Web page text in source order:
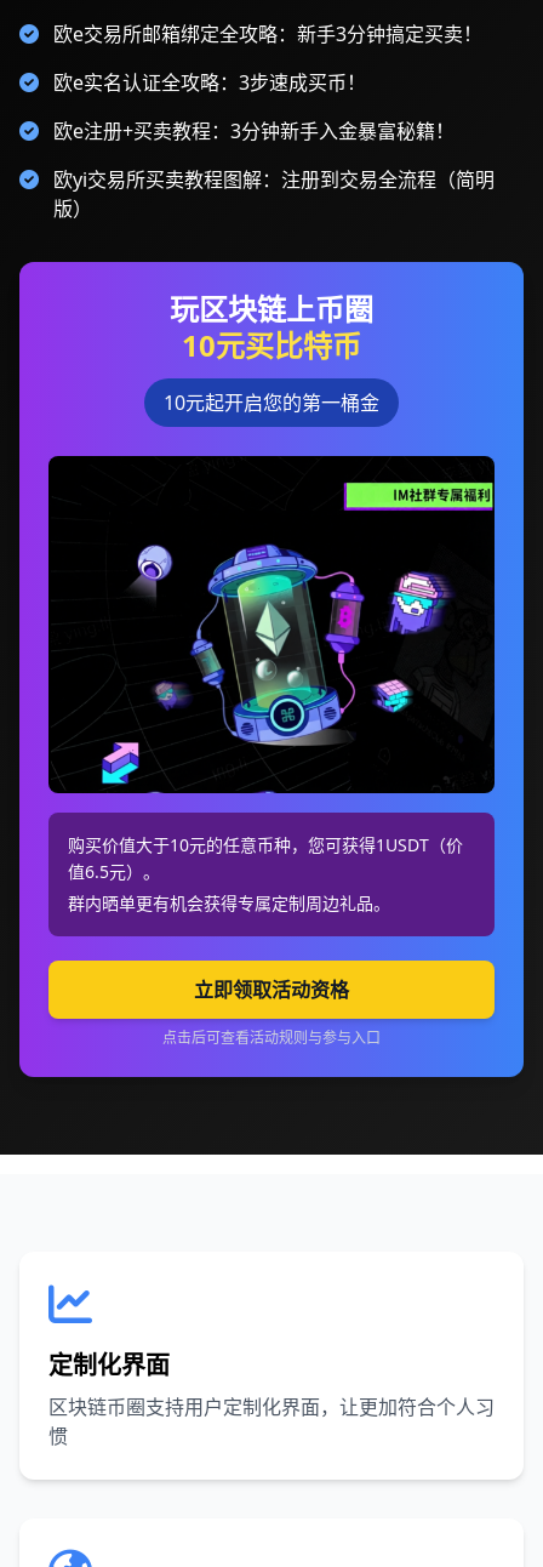
欧e交易所邮箱绑定全攻略：新手3分钟搞定买卖！
欧e实名认证全攻略：3步速成买币！
欧e注册+买卖教程：3分钟新手入金暴富秘籍！
欧yi交易所买卖教程图解：注册到交易全流程（简明
版）
玩区块链上币圈
10元买比特币
10元起开启您的第一桶金
购买价值大于10元的任意币种，您可获得1USDT（价
值6.5元）。
群内晒单更有机会获得专属定制周边礼品。
立即领取活动资格
点击后可查看活动规则与参与入口
定制化界面
区块链币圈支持用户定制化界面，让更加符合个人习
惯